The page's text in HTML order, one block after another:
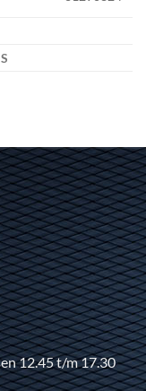
12.45 t/m 17.30